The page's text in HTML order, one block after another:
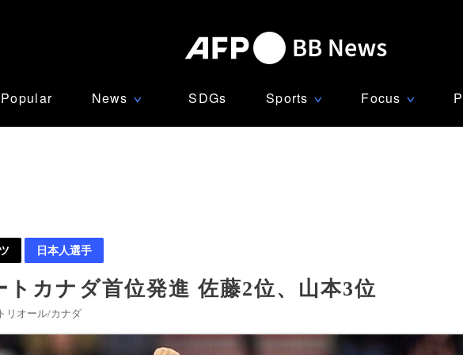
Popular News ∨ SDGs Sports ∨ Focus ∨
日本人選手
カナダ首位発進 佐藤2位、山本3位
リオール/カナダ